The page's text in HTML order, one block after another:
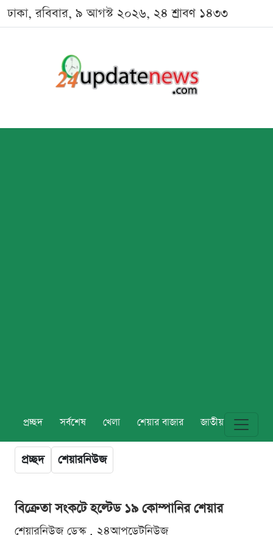
ঢাকা, রবিবার, ৯ আগস্ট ২০২৬, ২৪ শ্রাবণ ১৪৩৩
প্রচ্ছদ সর্বশেষ খেলা শেয়ার বাজার জাতীয় বিশ্ব
প্রচ্ছদ শেয়ারনিউজ
বিক্রেতা সংকটে হল্টেড ১৯ কোম্পানির শেয়ার
শেয়ারনিউজ ডেস্ক . ২৪আপডেটনিউজ